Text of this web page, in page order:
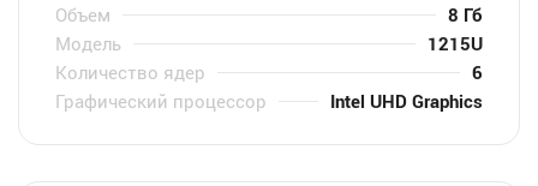
Объем
8 Гб
Модель
1215U
Количество ядер
6
Графический процессор
Intel UHD Graphics